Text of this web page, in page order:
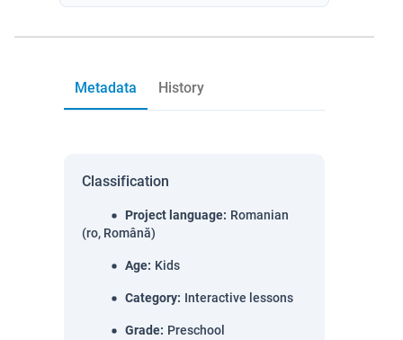
Metadata History
Classification
Project language: Romanian
(ro, Română)
Age: Kids
Category: Interactive lessons
Grade: Preschool